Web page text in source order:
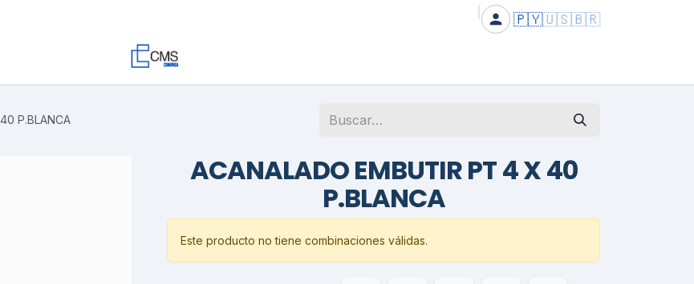
🇵🇾 🇺🇸🇧🇷
P.BLANCA
ACANALADO EMBUTIR PT 4 X 40
P.BLANCA
Este producto no tiene combinaciones válidas.